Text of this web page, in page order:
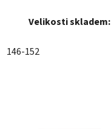
Velikosti skladem:
146-152